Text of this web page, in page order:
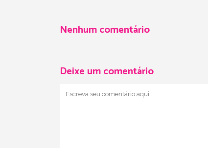
Nenhum comentário
Deixe um comentário